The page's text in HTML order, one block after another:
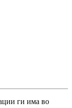
ги има во